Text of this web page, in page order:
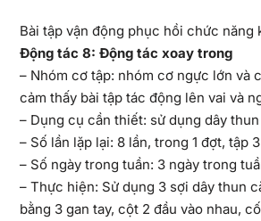
Bài tập vận động phục hồi chức năng
Động tác 8: Động tác xoay trong
– Nhóm cơ tập: nhóm cơ ngực lớn và
cảm thấy bài tập tác động lên vai và
– Dụng cụ cần thiết: sử dụng dây
– Số lần lặp lại: 8 lần, trong 1 đợt, tập
– Số ngày trong tuần: 3 ngày trong
– Thực hiện: Sử dụng 3 sợi dây thun
bằng 3 gan tay, cột 2 đầu vào nhau,